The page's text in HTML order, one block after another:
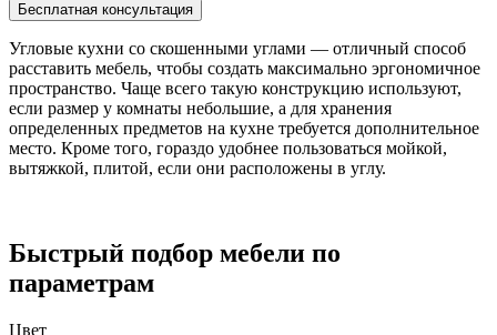
Угловые кухни со скошенными углами — отличный способ
расставить мебель, чтобы создать максимально эргономичное
пространство. Чаще всего такую ​​конструкцию используют,
если размер у комнаты небольшие, а для хранения
определенных предметов на кухне требуется дополнительное
место. Кроме того, гораздо удобнее пользоваться мойкой,
вытяжкой, плитой, если они расположены в углу.
Быстрый подбор мебели по
параметрам
Цвет